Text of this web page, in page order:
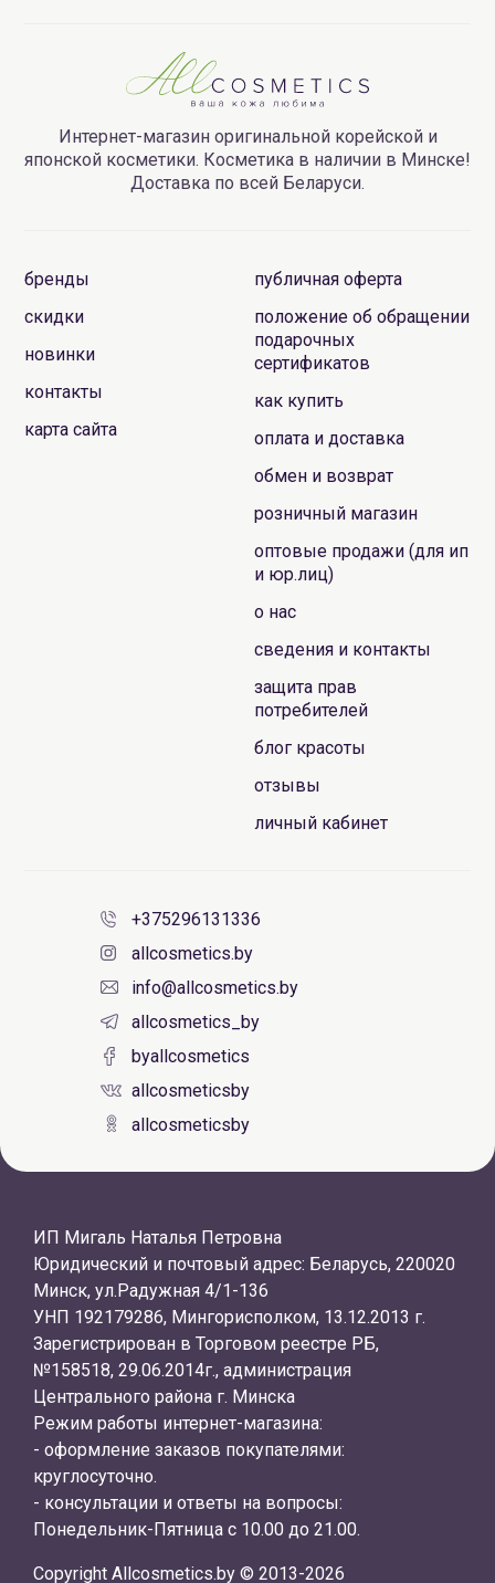
Интернет-магазин оригинальной корейской и
японской косметики. Косметика в наличии в Минске!
Доставка по всей Беларуси.
бренды
скидки
новинки
контакты
карта сайта
публичная оферта
положение об обращении
подарочных
сертификатов
как купить
оплата и доставка
обмен и возврат
розничный магазин
оптовые продажи (для ип
и юр.лиц)
о нас
сведения и контакты
защита прав
потребителей
блог красоты
отзывы
личный кабинет
+375296131336
allcosmetics.by
info@allcosmetics.by
allcosmetics_by
byallcosmetics
allcosmeticsby
allcosmeticsby
ИП Мигаль Наталья Петровна
Юридический и почтовый адрес: Беларусь, 220020
Минск, ул.Радужная 4/1-136
УНП 192179286, Мингорисполком, 13.12.2013 г.
Зарегистрирован в Торговом реестре РБ,
№158518, 29.06.2014г., администрация
Центрального района г. Минска
Режим работы интернет-магазина:
- оформление заказов покупателями:
круглосуточно.
- консультации и ответы на вопросы:
Понедельник-Пятница с 10.00 до 21.00.
Copyright Allcosmetics.by © 2013-2026